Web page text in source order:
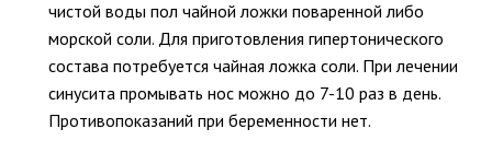
чистой воды пол чайной ложки поваренной либо
морской соли. Для приготовления гипертонического
состава потребуется чайная ложка соли. При лечении
синусита промывать нос можно до 7-10 раз в день.
Противопоказаний при беременности нет.